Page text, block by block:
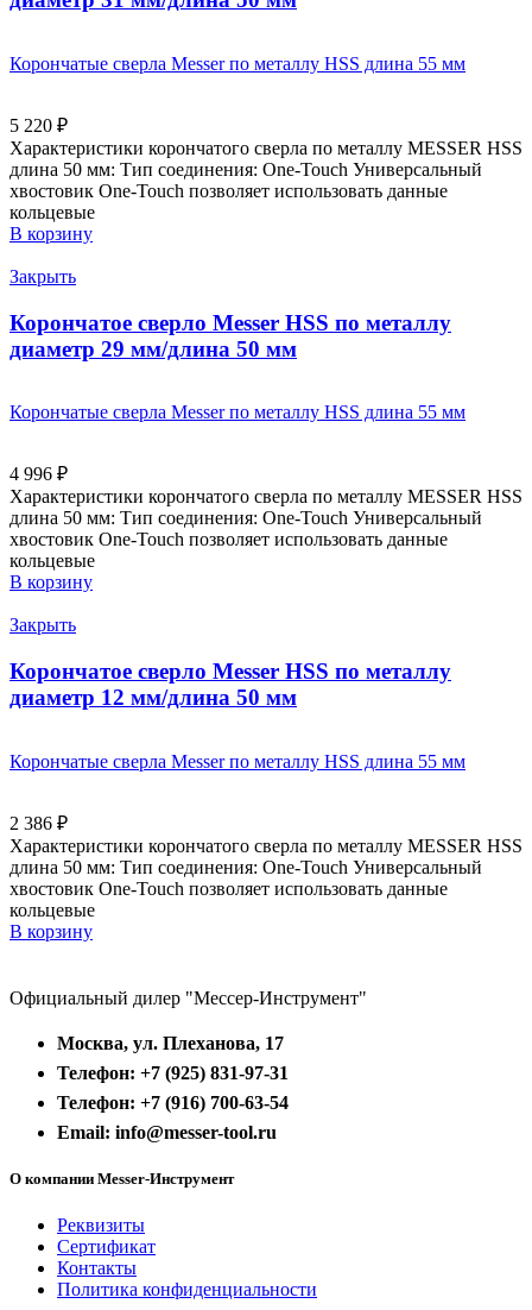
Корончатые сверла Messer по металлу HSS длина 55 мм
5 220 ₽
Характеристики корончатого сверла по металлу MESSER HSS
длина 50 мм: Тип соединения: One-Touch Универсальный
хвостовик Оne-Touch позволяет использовать данные
кольцевые
В корзину
Закрыть
Корончатое сверло Messer HSS по металлу
диаметр 29 мм/длина 50 мм
Корончатые сверла Messer по металлу HSS длина 55 мм
4 996 ₽
Характеристики корончатого сверла по металлу MESSER HSS
длина 50 мм: Тип соединения: One-Touch Универсальный
хвостовик Оne-Touch позволяет использовать данные
кольцевые
В корзину
Закрыть
Корончатое сверло Messer HSS по металлу
диаметр 12 мм/длина 50 мм
Корончатые сверла Messer по металлу HSS длина 55 мм
2 386 ₽
Характеристики корончатого сверла по металлу MESSER HSS
длина 50 мм: Тип соединения: One-Touch Универсальный
хвостовик Оne-Touch позволяет использовать данные
кольцевые
В корзину
Официальный дилер "Мессер-Инструмент"
Москва, ул. Плеханова, 17
Телефон: +7 (925) 831-97-31
Телефон: +7 (916) 700-63-54
Email: info@messer-tool.ru
О компании Messer-Инструмент
Реквизиты
Сертификат
Контакты
Политика конфиденциальности